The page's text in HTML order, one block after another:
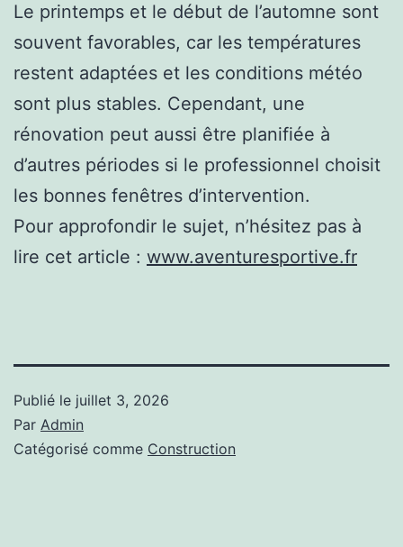
Le printemps et le début de l’automne sont
souvent favorables, car les températures
restent adaptées et les conditions météo
sont plus stables. Cependant, une
rénovation peut aussi être planifiée à
d’autres périodes si le professionnel choisit
les bonnes fenêtres d’intervention.
Pour approfondir le sujet, n’hésitez pas à
lire cet article : www.aventuresportive.fr
Publié le juillet 3, 2026
Par Admin
Catégorisé comme Construction